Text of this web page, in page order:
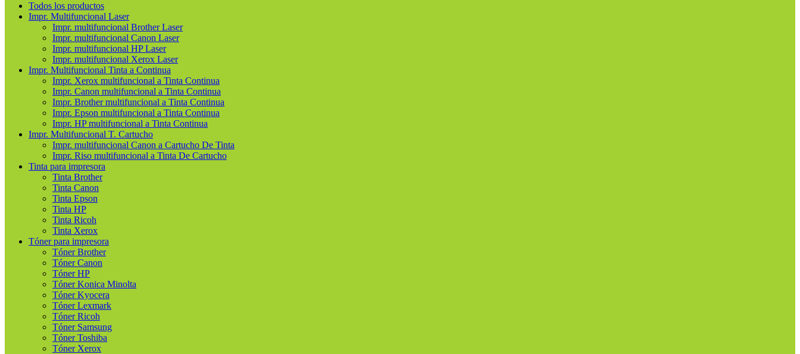
Todos los productos
Impr. Multifuncional Laser
Impr. multifuncional Brother Laser
Impr. multifuncional Canon Laser
Impr. multifuncional HP Laser
Impr. multifuncional Xerox Laser
Impr. Multifuncional Tinta a Continua
Impr. Xerox multifuncional a Tinta Continua
Impr. Canon multifuncional a Tinta Continua
Impr. Brother multifuncional a Tinta Continua
Impr. Epson multifuncional a Tinta Continua
Impr. HP multifuncional a Tinta Continua
Impr. Multifuncional T. Cartucho
Impr. multifuncional Canon a Cartucho De Tinta
Impr. Riso multifuncional a Tinta De Cartucho
Tinta para impresora
Tinta Brother
Tinta Canon
Tinta Epson
Tinta HP
Tinta Ricoh
Tinta Xerox
Tóner para impresora
Tóner Brother
Tóner Canon
Tóner HP
Tóner Konica Minolta
Tóner Kyocera
Tóner Lexmark
Tóner Ricoh
Tóner Samsung
Tóner Toshiba
Tóner Xerox